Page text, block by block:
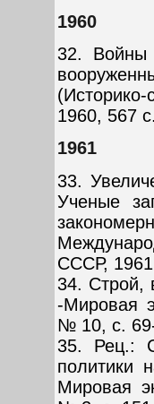
1960
32. Войны
1960, 567
1961
33.
Ученые
СССР,
34. Строй,
-Мировая
№ 10, с.
35. Рец.:
политики
Мировая